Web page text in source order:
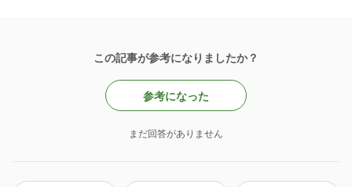
この記事が参考になりましたか？
参考になった
まだ回答がありません